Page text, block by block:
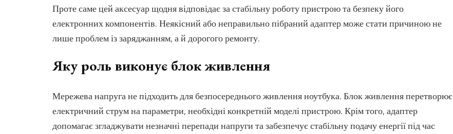
блок
живлення
ноутбука
Проте саме цей аксесуар щодня відповідає за стабільну роботу пристрою та безпеку його
електронних компонентів. Неякісний або неправильно пібраний адаптер може стати причиною не
лише проблем із заряджанням, а й дорогого ремонту.
Яку роль виконує блок живлення
Мережева напруга не підходить для безпосереднього живлення ноутбука. Блок живлення перетворює
електричний струм на параметри, необхідні конкретній моделі пристрою. Крім того, адаптер
допомагає згладжувати незначні перепади напруги та забезпечує стабільну подачу енергії під час